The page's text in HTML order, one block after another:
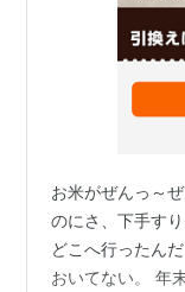
お米がぜんっ～
のにさ、下手す
どこへ行ったん
おいてない。 年